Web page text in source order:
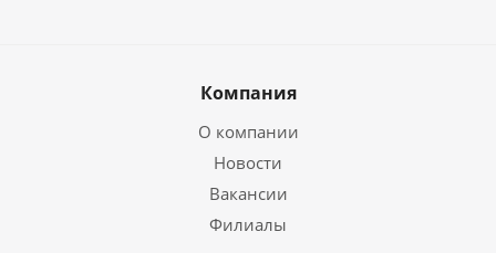
Компания
О компании
Новости
Вакансии
Филиалы